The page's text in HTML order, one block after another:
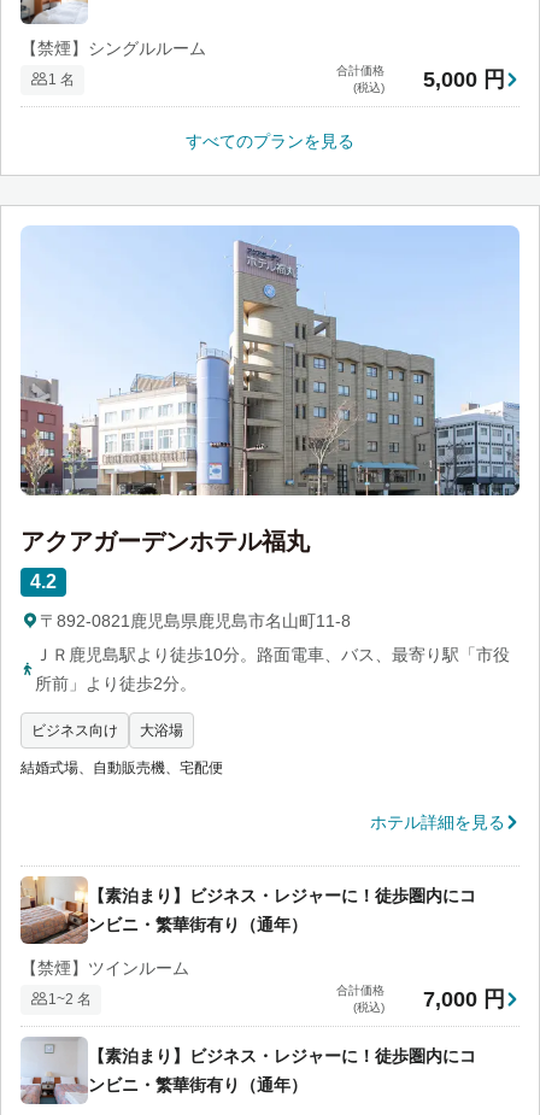
【禁煙】シングルルーム
1 名
合計価格
(税込)
5,000 円
すべてのプランを見る
アクアガーデンホテル福丸
4.2
〒892-0821鹿児島県鹿児島市名山町11-8
ＪＲ鹿児島駅より徒歩10分。路面電車、バス、最寄り駅「市役
所前」より徒歩2分。
ビジネス向け 大浴場
結婚式場、自動販売機、宅配便
ホテル詳細を見る
【素泊まり】ビジネス・レジャーに！徒歩圏内にコ
ンビニ・繁華街有り（通年）
【禁煙】ツインルーム
1~2 名
合計価格
(税込)
7,000 円
【素泊まり】ビジネス・レジャーに！徒歩圏内にコ
ンビニ・繁華街有り（通年）